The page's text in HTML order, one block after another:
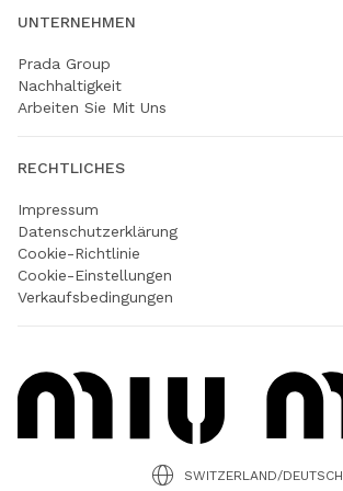
UNTERNEHMEN
Prada Group
Nachhaltigkeit
Arbeiten Sie Mit Uns
RECHTLICHES
Impressum
Datenschutzerklärung
Cookie-Richtlinie
Cookie-Einstellungen
Verkaufsbedingungen
SWITZERLAND/DEUTSCH